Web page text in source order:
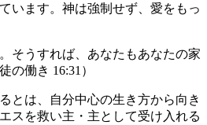
います。神は強制せず、愛をもっ
そうすれば、あなたもあなたの家
の働き 16:31）
とは、自分中心の生き方から向き
スを救い主・主として受け入れる